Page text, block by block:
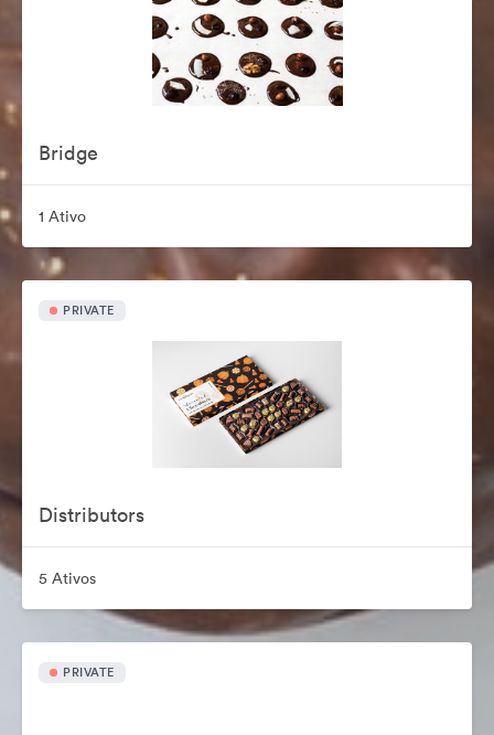
Bridge
1 Ativo
PRIVATE
Distributors
5 Ativos
PRIVATE